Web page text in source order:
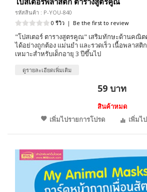
รหัสสินค้า : P-YOU-840
0 รีวิว | Be the first to review
"โปสเตอร์ ตารางสูตรคูณ" เสริมทักษะด้านคณิ
ได้อย่างถูกต้อง แม่นยำ และรวดเร็ว เนื้อพลาส
เหมาะสำหรับเด็กอายุ 3 ปีขึ้นไป
ดูรายละเอียดเพิ่มเติม
59 บาท
สินค้าหมด
เพิ่มไปรายการโปรด
เพิ่มไ